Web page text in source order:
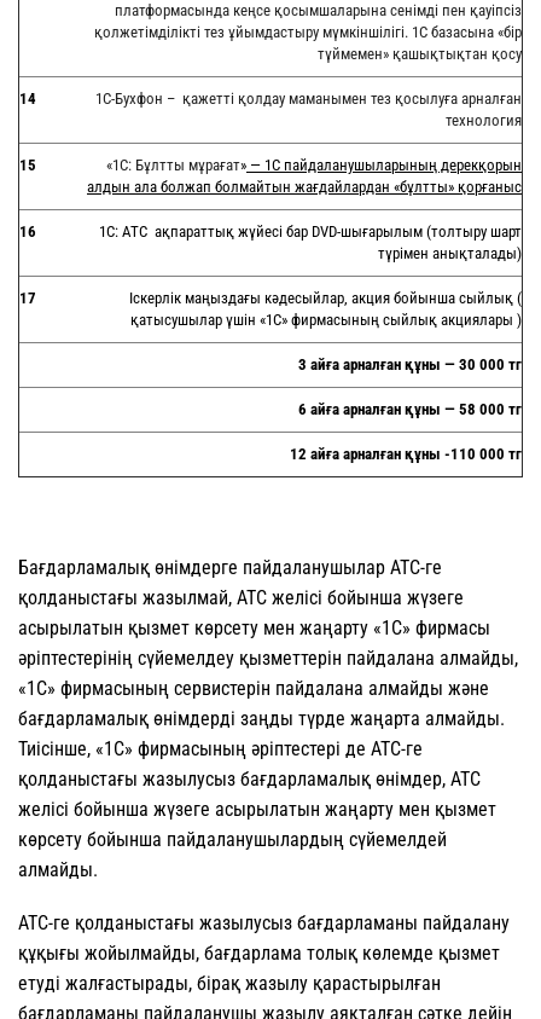
платформасында кеңсе қосымшаларына сенімді пен қауіпсіз
қолжетімділікті тез ұйымдастыру мүмкіншілігі. 1С базасына «бір
түймемен» қашықтықтан қосу
14
1С-Бухфон – қажетті қолдау маманымен тез қосылуға арналған
технология
15 «1С: Бұлтты мұрағат» — 1С пайдаланушыларының дерекқорын
алдын ала болжап болмайтын жағдайлардан «бұлтты» қорғаныс
16
1С: АТС ақпараттық жүйесі бар DVD-шығарылым (толтыру шарт
түрімен анықталады)
17
Іскерлік маңыздағы кәдесыйлар, акция бойынша сыйлық (
қатысушылар үшін «1С» фирмасының сыйлық акциялары )
3 айға арналған құны — 30 000 тг
6 айға арналған құны — 58 000 тг
12 айға арналған құны -110 000 тг
Бағдарламалық өнімдерге пайдаланушылар АТС-ге
қолданыстағы жазылмай, АТС желісі бойынша жүзеге
асырылатын қызмет көрсету мен жаңарту «1С» фирмасы
әріптестерінің сүйемелдеу қызметтерін пайдалана алмайды,
«1С» фирмасының сервистерін пайдалана алмайды және
бағдарламалық өнімдерді заңды түрде жаңарта алмайды.
Тиісінше, «1С» фирмасының әріптестері де АТС-ге
қолданыстағы жазылусыз бағдарламалық өнімдер, АТС
желісі бойынша жүзеге асырылатын жаңарту мен қызмет
көрсету бойынша пайдаланушылардың сүйемелдей
алмайды.
АТС-ге қолданыстағы жазылусыз бағдарламаны пайдалану
құқығы жойылмайды, бағдарлама толық көлемде қызмет
етуді жалғастырады, бірақ жазылу қарастырылған
бағдарламаны пайдаланушы жазылу аяқталған сәтке дейін